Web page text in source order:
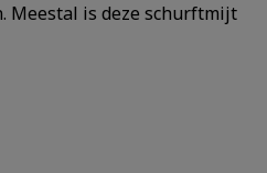
Meestal is deze schurftmijt